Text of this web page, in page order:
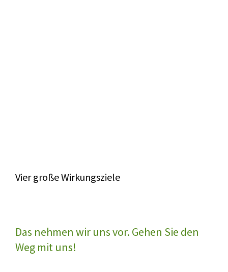
Vier große Wirkungsziele
Das nehmen wir uns vor. Gehen Sie den
Weg mit uns!